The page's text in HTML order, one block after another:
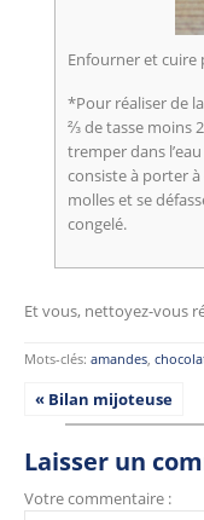
Enfourner et cuire
*Pour réaliser de la
⅔ de tasse moins
tremper dans
consiste à porter à
molles et se
congelé.
Et vous, nettoyez-vous
Mots-clés: amandes,
« Bilan mijoteuse
Laisser un
Votre commentaire :